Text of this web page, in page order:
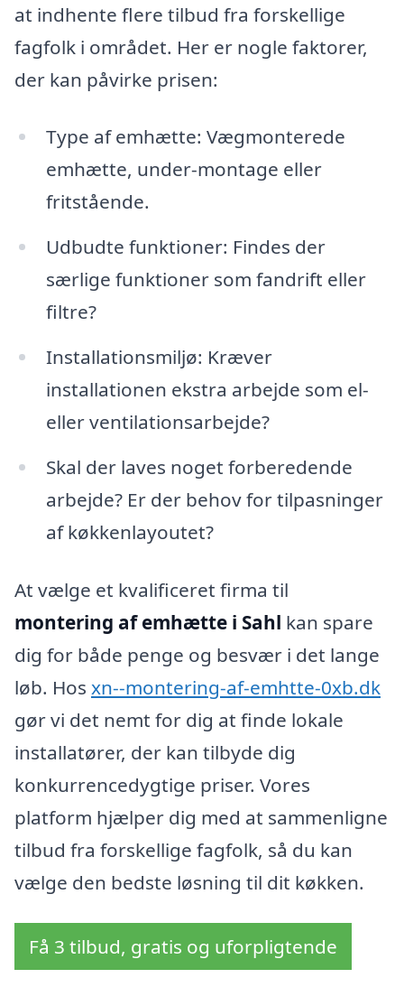
at indhente flere tilbud fra forskellige
fagfolk i området. Her er nogle faktorer,
der kan påvirke prisen:
Type af emhætte: Vægmonterede
emhætte, under-montage eller
fritstående.
Udbudte funktioner: Findes der
særlige funktioner som fandrift eller
filtre?
Installationsmiljø: Kræver
installationen ekstra arbejde som el-
eller ventilationsarbejde?
Skal der laves noget forberedende
arbejde? Er der behov for tilpasninger
af køkkenlayoutet?
At vælge et kvalificeret firma til
montering af emhætte i Sahl kan spare
dig for både penge og besvær i det lange
løb. Hos xn--montering-af-emhtte-0xb.dk
gør vi det nemt for dig at finde lokale
installatører, der kan tilbyde dig
konkurrencedygtige priser. Vores
platform hjælper dig med at sammenligne
tilbud fra forskellige fagfolk, så du kan
vælge den bedste løsning til dit køkken.
Få 3 tilbud, gratis og uforpligtende